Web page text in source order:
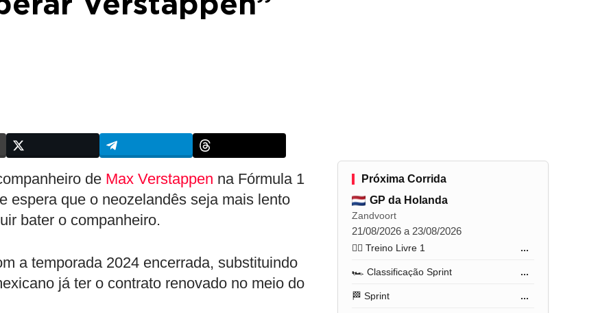
de Max Verstappen na Fórmula 1
espera que o neozelandês seja mais lento
bater o companheiro.
a temporada 2024 encerrada, substituindo
já ter o contrato renovado no meio do
Próxima Corrida
GP da Holanda
Zandvoort
21/08/2026 a 23/08/2026
🏋️‍♂️ Treino Livre 1 ...
🏎️ Classificação Sprint ...
🏁 Sprint ...